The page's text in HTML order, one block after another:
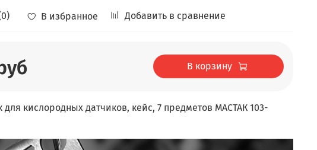
В избранное Добавить в сравнение
В корзину
для кислородных датчиков, кейс, 7 предметов МАСТАК 103-